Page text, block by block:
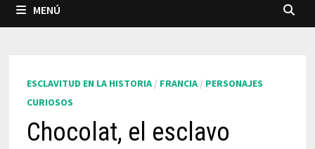
MENÚ
ESCLAVITUD EN LA HISTORIA/ FRANCIA/ PERSONAJES
CURIOSOS
Chocolat, el esclavo